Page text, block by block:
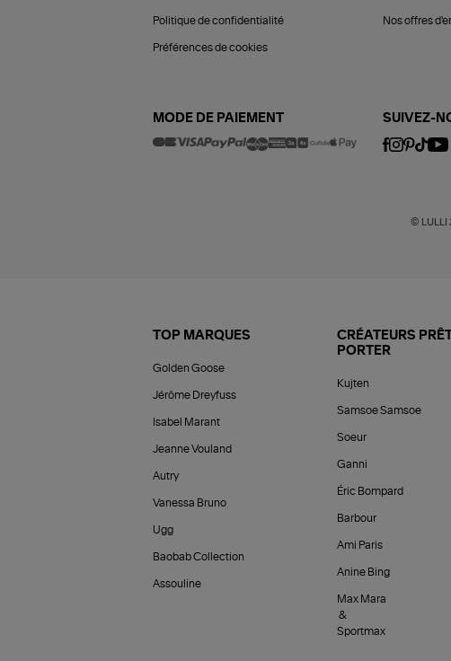
Politique de confidentialité
Préférences de cookies
Nos offres
MODE DE PAIEMENT SUIVEZ-
© LULLI
TOP MARQUES
Golden Goose
Jérôme Dreyfuss
Isabel Marant
Jeanne Vouland
Autry
Vanessa Bruno
Ugg
Baobab Collection
Assouline
CRÉATEURS
PORTER
Kujten
Samsoe Samsoe
Soeur
Ganni
Éric Bompard
Barbour
Ami Paris
Anine Bing
Max Mara
&
Sportmax